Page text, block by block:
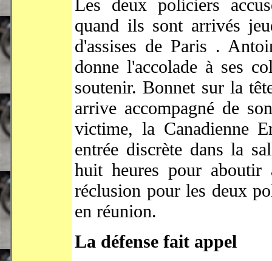
Les deux policiers
quand ils sont arrivés
d'assises de Paris .
donne l'accolade à ses
soutenir. Bonnet sur la
arrive accompagné de
victime, la Canadienne
entrée discrète dans la
huit heures pour
réclusion pour les deux
en réunion.
La défense fait appel